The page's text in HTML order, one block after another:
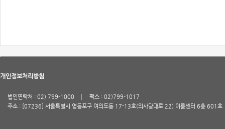
개인정보처리방침
법인연락처 : 02) 799-1000
팩스 : 02)799-1017
주소 : [07236] 서울특별시 영등포구 여의도동 17-13호(의사당대로 22) 이룸센터 6층 601호